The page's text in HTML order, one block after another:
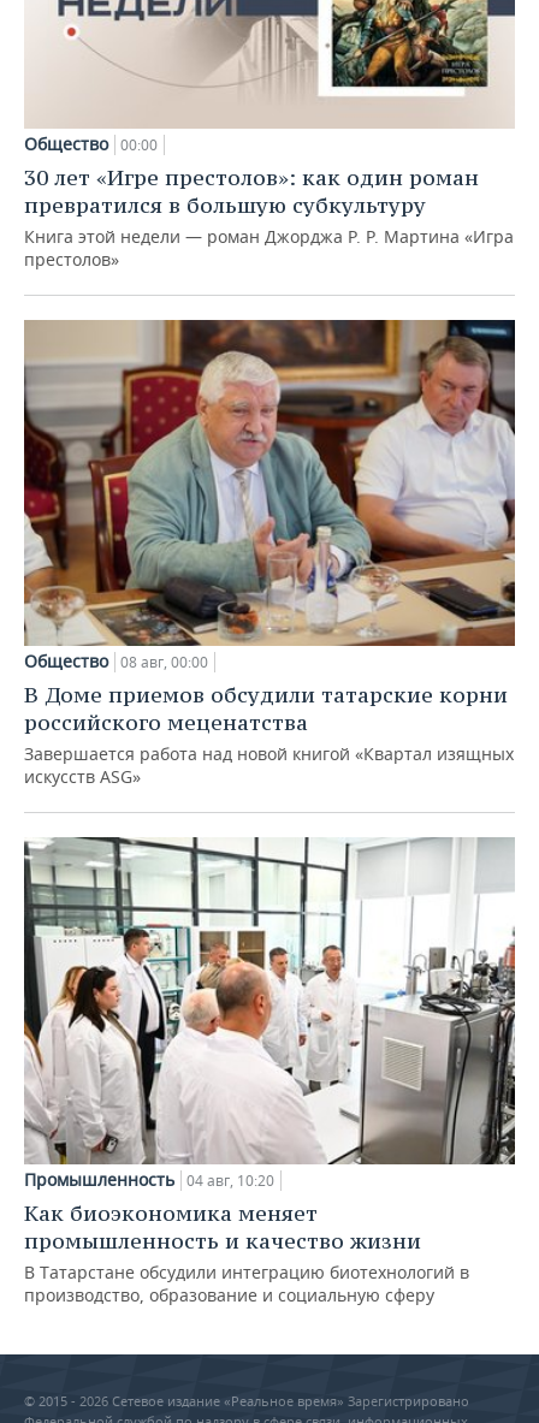
Общество 00:00
30 лет «Игре престолов»: как один роман
превратился в большую субкультуру
Книга этой недели — роман Джорджа Р. Р. Мартина «Игра
престолов»
Общество 08 авг, 00:00
В Доме приемов обсудили татарские корни
российского меценатства
Завершается работа над новой книгой «Квартал изящных
искусств ASG»
Промышленность 04 авг, 10:20
Как биоэкономика меняет
промышленность и качество жизни
В Татарстане обсудили интеграцию биотехнологий в
производство, образование и социальную сферу
© 2015 - 2026 Сетевое издание «Реальное время» Зарегистрировано